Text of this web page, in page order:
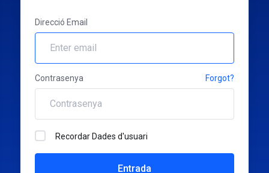
Direcció Email
Contrasenya Forgot?
Recordar Dades d'usuari